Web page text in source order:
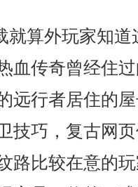
就算外玩家知
血传奇曾经住
远行者居住的
技巧，复古网
路比较在意的